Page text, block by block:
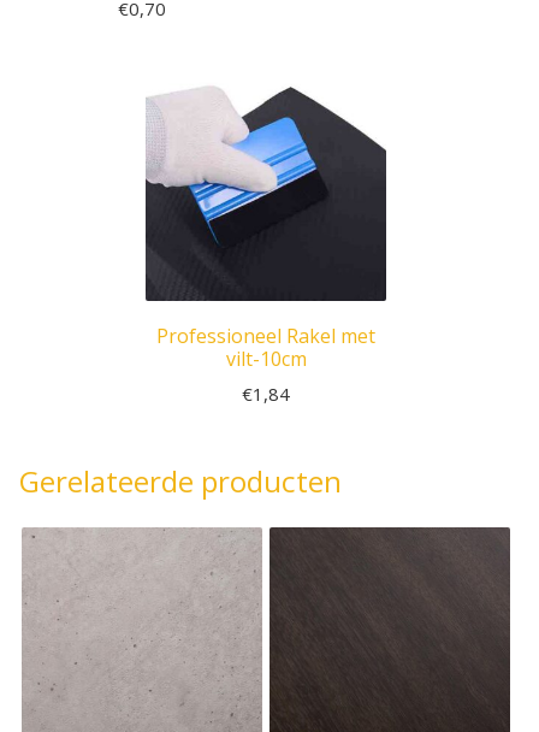
€0,70
Professioneel Rakel met
vilt-10cm
€1,84
Gerelateerde producten